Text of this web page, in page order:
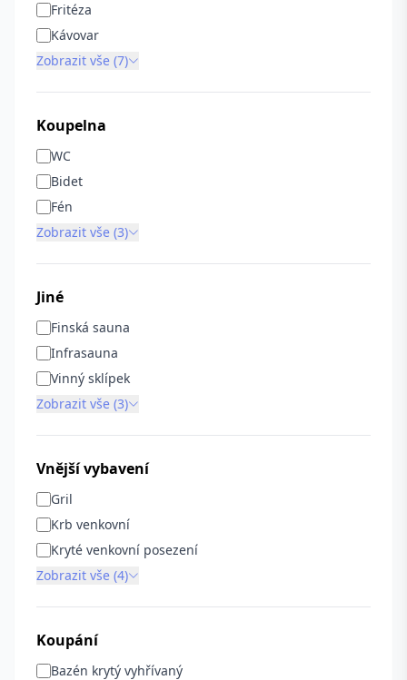
Fritéza
Kávovar
Zobrazit vše (7)
Koupelna
WC
Bidet
Fén
Zobrazit vše (3)
Jiné
Finská sauna
Infrasauna
Vinný sklípek
Zobrazit vše (3)
Vnější vybavení
Gril
Krb venkovní
Kryté venkovní posezení
Zobrazit vše (4)
Koupání
Bazén krytý vyhřívaný